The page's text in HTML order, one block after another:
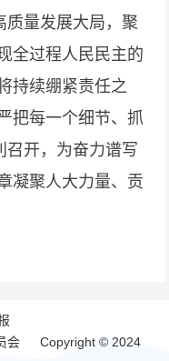
质量发展大局，聚
全过程人民民主的
持续绷紧责任之
把每一个细节、抓
召开，为奋力谱写
凝聚人大力量、贡
员会 Copyright © 2024